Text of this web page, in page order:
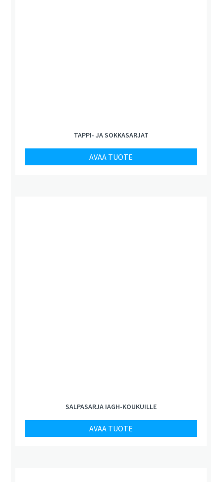
TAPPI- JA SOKKASARJAT
AVAA TUOTE
SALPASARJA IAGH-KOUKUILLE
AVAA TUOTE